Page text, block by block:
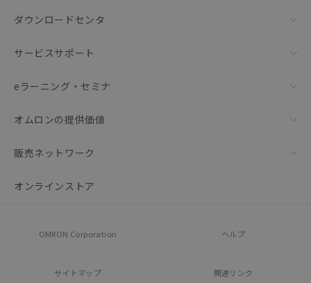
ダウンロードセンタ
サービスサポート
eラーニング・セミナ
オムロンの提供価値
販売ネットワーク
オンラインストア
OMRON Corporation ヘルプ
サイトマップ 関連リンク